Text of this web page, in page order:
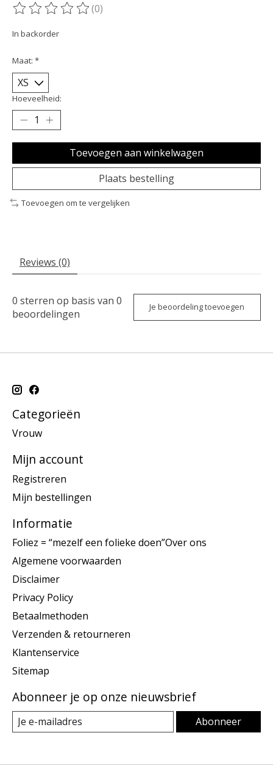
De beoordeling van dit product is
(0)
In backorder
Maat: *
Hoeveelheid:
Toevoegen aan winkelwagen
Plaats bestelling
Toevoegen om te vergelijken
Reviews (0)
0 sterren op basis van 0
beoordelingen
Je beoordeling toevoegen
Categorieën
Vrouw
Mijn account
Registreren
Mijn bestellingen
Informatie
Foliez = “mezelf een folieke doen”Over ons
Algemene voorwaarden
Disclaimer
Privacy Policy
Betaalmethoden
Verzenden & retourneren
Klantenservice
Sitemap
Abonneer je op onze nieuwsbrief
Abonneer